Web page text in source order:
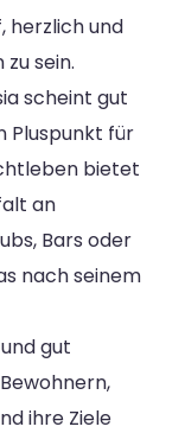
herzlich und
sein.
scheint gut
Pluspunkt für
bietet
an
Bars oder
nach seinem
gut
ihre Ziele